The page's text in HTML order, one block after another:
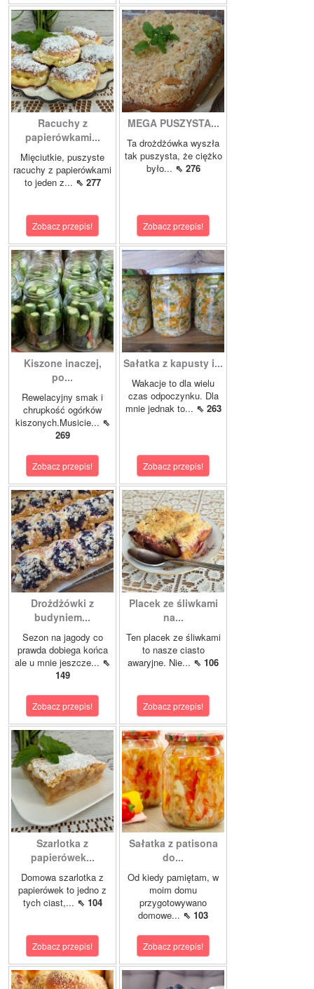
Racuchy z
papierówkami...
Mięciutkie, puszyste
racuchy z papierówkami
to jeden z... ⇖ 277
Zobacz przepis!
MEGA PUSZYSTA...
Ta drożdżówka wyszła
tak puszysta, że ciężko
było... ⇖ 276
Zobacz przepis!
Kiszone inaczej,
po...
Rewelacyjny smak i
chrupkość ogórków
kiszonych.Musicie... ⇖
269
Zobacz przepis!
Sałatka z kapusty i...
Wakacje to dla wielu
czas odpoczynku. Dla
mnie jednak to... ⇖ 263
Zobacz przepis!
Drożdżówki z
budyniem...
Sezon na jagody co
prawda dobiega końca
ale u mnie jeszcze... ⇖
149
Zobacz przepis!
Placek ze śliwkami
na...
Ten placek ze śliwkami
to nasze ciasto
awaryjne. Nie... ⇖ 106
Zobacz przepis!
Szarlotka z
papierówek...
Domowa szarlotka z
papierówek to jedno z
tych ciast,... ⇖ 104
Zobacz przepis!
Sałatka z patisona
do...
Od kiedy pamiętam, w
moim domu
przygotowywano
domowe... ⇖ 103
Zobacz przepis!